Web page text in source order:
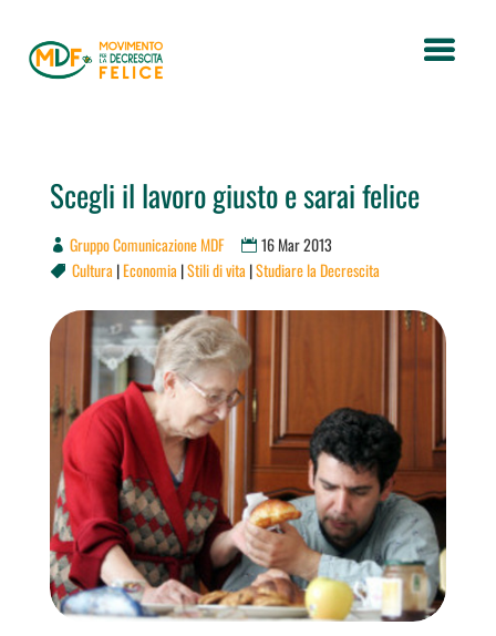
Scegli il lavoro giusto e sarai felice
Gruppo Comunicazione MDF 16 Mar 2013
 Cultura |Economia |Stili di vita |Studiare la Decrescita